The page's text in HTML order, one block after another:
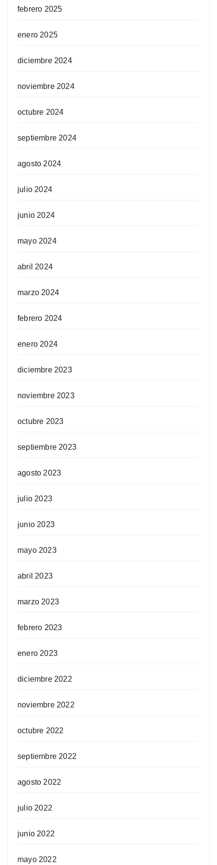
febrero 2025
enero 2025
diciembre 2024
noviembre 2024
octubre 2024
septiembre 2024
agosto 2024
julio 2024
junio 2024
mayo 2024
abril 2024
marzo 2024
febrero 2024
enero 2024
diciembre 2023
noviembre 2023
octubre 2023
septiembre 2023
agosto 2023
julio 2023
junio 2023
mayo 2023
abril 2023
marzo 2023
febrero 2023
enero 2023
diciembre 2022
noviembre 2022
octubre 2022
septiembre 2022
agosto 2022
julio 2022
junio 2022
mayo 2022